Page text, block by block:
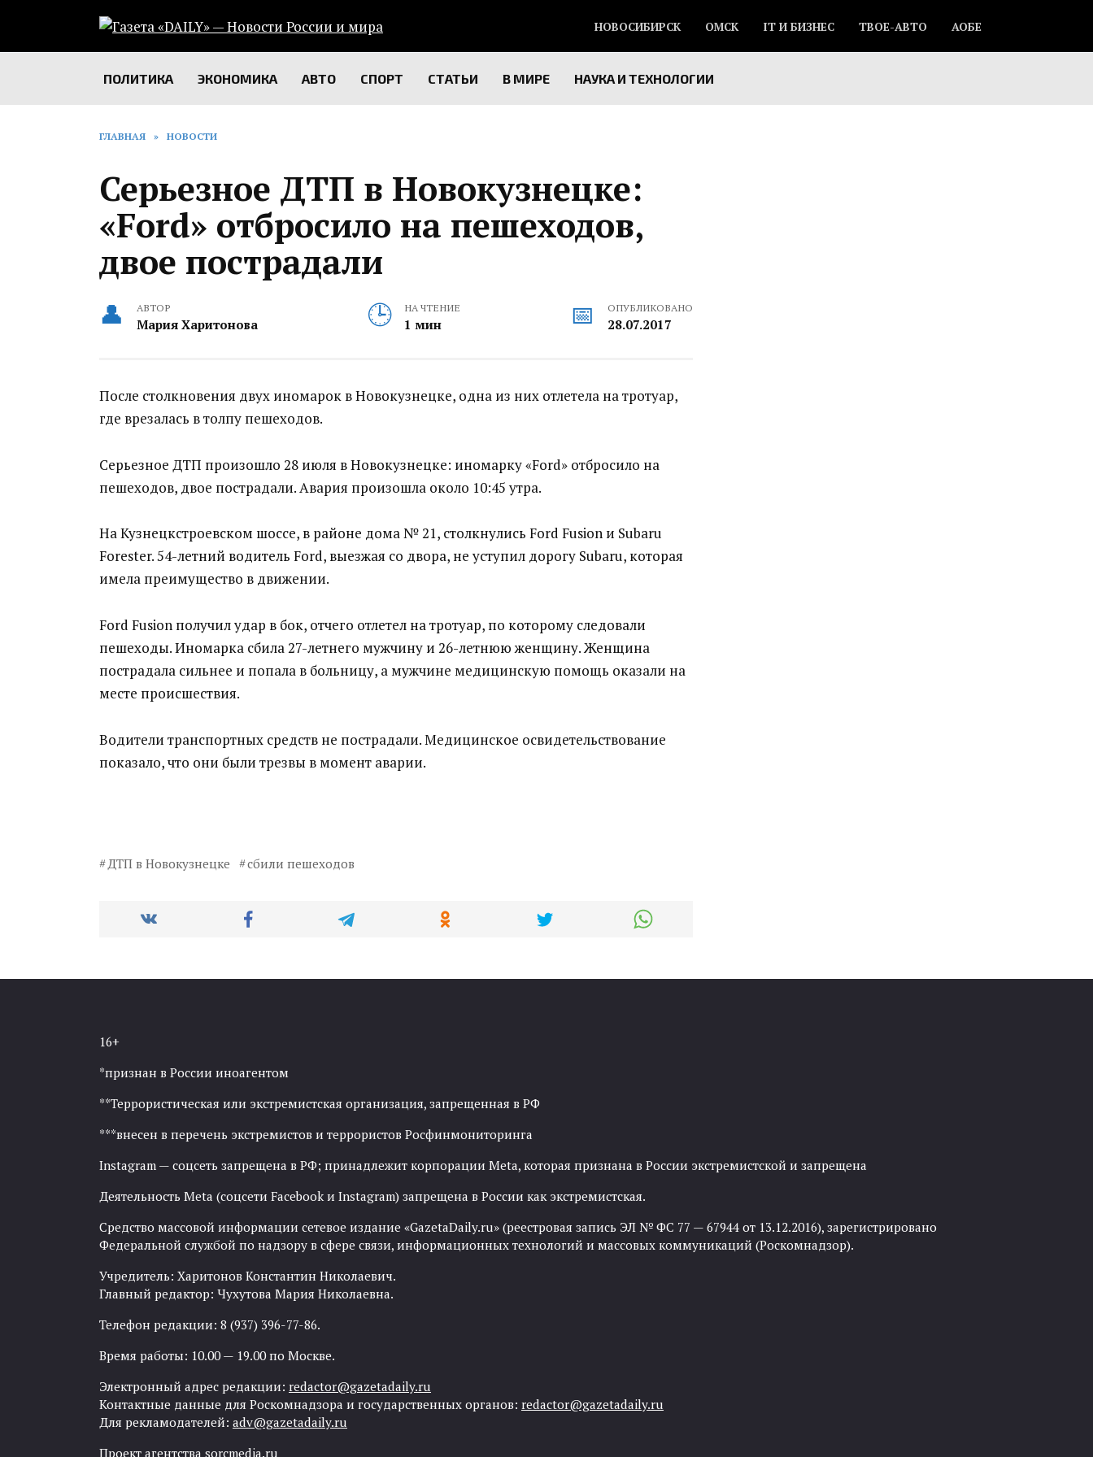
содержанию
НОВОСИБИРСК ОМСК IT И БИЗНЕС ТВОЕ-АВТО АОБЕ
ПОЛИТИКА ЭКОНОМИКА АВТО СПОРТ СТАТЬИ В МИРЕ НАУКА И ТЕХНОЛОГИИ
ГЛАВНАЯ » НОВОСТИ
Серьезное ДТП в Новокузнецке:
«Ford» отбросило на пешеходов,
двое пострадали
АВТОР
Мария Харитонова
НА ЧТЕНИЕ
1 мин
ОПУБЛИКОВАНО
28.07.2017
После столкновения двух иномарок в Новокузнецке, одна из них отлетела на тротуар,
где врезалась в толпу пешеходов.
Серьезное ДТП произошло 28 июля в Новокузнецке: иномарку «Ford» отбросило на
пешеходов, двое пострадали. Авария произошла около 10:45 утра.
На Кузнецкстроевском шоссе, в районе дома № 21, столкнулись Ford Fusion и Subaru
Forester. 54-летний водитель Ford, выезжая со двора, не уступил дорогу Subaru, которая
имела преимущество в движении.
Ford Fusion получил удар в бок, отчего отлетел на тротуар, по которому следовали
пешеходы. Иномарка сбила 27-летнего мужчину и 26-летнюю женщину. Женщина
пострадала сильнее и попала в больницу, а мужчине медицинскую помощь оказали на
месте происшествия.
Водители транспортных средств не пострадали. Медицинское освидетельствование
показало, что они были трезвы в момент аварии.
ДТП в Новокузнецке сбили пешеходов
16+
*признан в России иноагентом
**Террористическая или экстремистская организация, запрещенная в РФ
***внесен в перечень экстремистов и террористов Росфинмониторинга
Instagram — соцсеть запрещена в РФ; принадлежит корпорации Meta, которая признана в России экстремистской и запрещена
Деятельность Meta (соцсети Facebook и Instagram) запрещена в России как экстремистская.
Средство массовой информации сетевое издание «GazetaDaily.ru» (реестровая запись ЭЛ № ФС 77 — 67944 от 13.12.2016), зарегистрировано
Федеральной службой по надзору в сфере связи, информационных технологий и массовых коммуникаций (Роскомнадзор).
Учредитель: Харитонов Константин Николаевич.
Главный редактор: Чухутова Мария Николаевна.
Телефон редакции: 8 (937) 396-77-86.
Время работы: 10.00 — 19.00 по Москве.
Электронный адрес редакции: redactor@gazetadaily.ru
Контактные данные для Роскомнадзора и государственных органов: redactor@gazetadaily.ru
Для рекламодателей: adv@gazetadaily.ru
Проект агентства sorcmedia.ru